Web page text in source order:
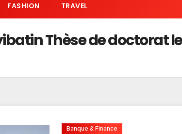
FASHION TRAVEL
Thèse de doctorat
Banque & Finance